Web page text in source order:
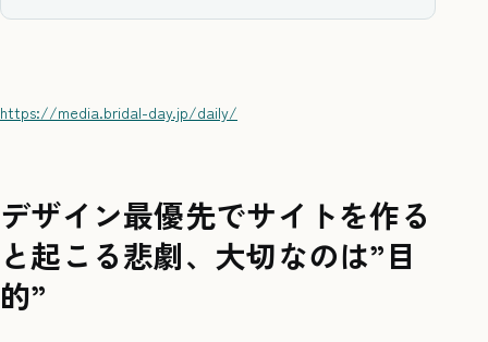
https://media.bridal-day.jp/daily/
デザイン最優先でサイトを作る
と起こる悲劇、大切なのは”目
的”